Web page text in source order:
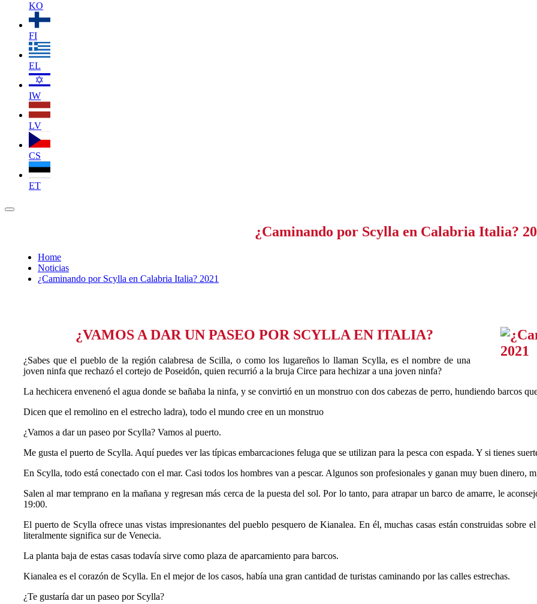
KO
FI
EL
IW
LV
CS
ET
¿Caminando por Scylla en Calabria Italia?
Home
Noticias
¿Caminando por Scylla en Calabria Italia? 2021
¿VAMOS A DAR UN PASEO POR SCYLLA EN ITALIA?
¿Sabes que el pueblo de la región calabresa de Scilla, o como los lugareños lo llaman Scylla, es el nombre de una
joven ninfa que rechazó el cortejo de Poseidón, quien recurrió a la bruja Circe para hechizar a una joven ninfa?
La hechicera envenenó el agua donde se bañaba la ninfa, y se convirtió en un monstruo con dos cabezas de perro, hundiendo barcos
Dicen que el remolino en el estrecho ladra), todo el mundo cree en un monstruo
¿Vamos a dar un paseo por Scylla? Vamos al puerto.
Me gusta el puerto de Scylla. Aquí puedes ver las típicas embarcaciones feluga que se utilizan para la pesca con espada. Y si tienes
En Scylla, todo está conectado con el mar. Casi todos los hombres van a pescar. Algunos son profesionales y ganan muy buen dinero,
Salen al mar temprano en la mañana y regresan más cerca de la puesta del sol. Por lo tanto, para atrapar un barco de amarre, le
19:00.
El puerto de Scylla ofrece unas vistas impresionantes del pueblo pesquero de Kianalea. En él, muchas casas están construidas
literalmente significa sur de Venecia.
La planta baja de estas casas todavía sirve como plaza de aparcamiento para barcos.
Kianalea es el corazón de Scylla. En el mejor de los casos, había una gran cantidad de turistas caminando por las calles estrechas.
¿Te gustaría dar un paseo por Scylla?